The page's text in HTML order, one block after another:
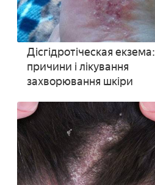
Дісгідротіческая екзема:
причини і лікування
захворювання шкіри